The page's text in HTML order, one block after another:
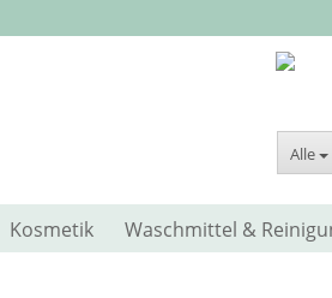
Alle
Kosmetik Waschmittel &